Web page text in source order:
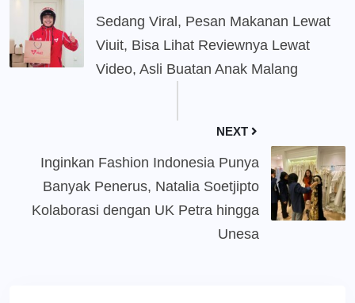
Sedang Viral, Pesan Makanan Lewat
Viuit, Bisa Lihat Reviewnya Lewat
Video, Asli Buatan Anak Malang
NEXT
Inginkan Fashion Indonesia Punya
Banyak Penerus, Natalia Soetjipto
Kolaborasi dengan UK Petra hingga
Unesa